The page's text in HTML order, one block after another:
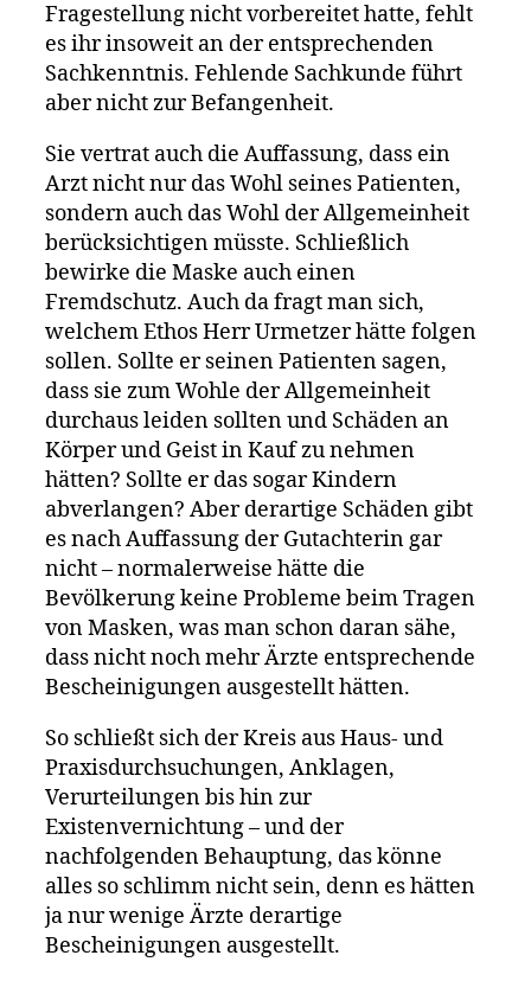
Fragestellung nicht vorbereitet hatte, fehlt
es ihr insoweit an der entsprechenden
Sachkenntnis. Fehlende Sachkunde führt
aber nicht zur Befangenheit.
Sie vertrat auch die Auffassung, dass ein
Arzt nicht nur das Wohl seines Patienten,
sondern auch das Wohl der Allgemeinheit
berücksichtigen müsste. Schließlich
bewirke die Maske auch einen
Fremdschutz. Auch da fragt man sich,
welchem Ethos Herr Urmetzer hätte folgen
sollen. Sollte er seinen Patienten sagen,
dass sie zum Wohle der Allgemeinheit
durchaus leiden sollten und Schäden an
Körper und Geist in Kauf zu nehmen
hätten? Sollte er das sogar Kindern
abverlangen? Aber derartige Schäden gibt
es nach Auffassung der Gutachterin gar
nicht – normalerweise hätte die
Bevölkerung keine Probleme beim Tragen
von Masken, was man schon daran sähe,
dass nicht noch mehr Ärzte entsprechende
Bescheinigungen ausgestellt hätten.
So schließt sich der Kreis aus Haus- und
Praxisdurchsuchungen, Anklagen,
Verurteilungen bis hin zur
Existenvernichtung – und der
nachfolgenden Behauptung, das könne
alles so schlimm nicht sein, denn es hätten
ja nur wenige Ärzte derartige
Bescheinigungen ausgestellt.